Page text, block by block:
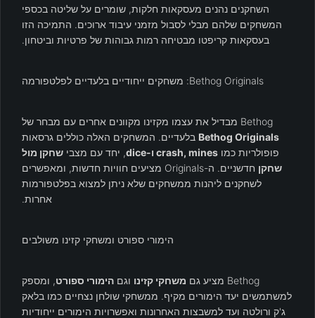
השחקנים נהנים מעסקאות חלקות, שומרים על שליטה בכספי
המשחקים שלהם מבלי לסבול מזמני עיבוד ארוכים. התמיכה הזו
בעסקאות קריפטו מבטיחה רמות גבוהות של פרטיות וביטחון.
Bethog Originals: משחקים ייחודיים בלעדיים לפלטפורמה
Bethog מבדיל את עצמו מקזינו מקוונים אחרים עם מבחר של
Bethog Originals בלעדיים. המשחקים האלה כוללים גרסאות
פופולריות כמו crash, mines ו-dice , יחד עם מצבי שחקן מול
שחקן
חדשניים. ה-Originals מציעים חוויות חדשות, ומאפשרים
לשחקנים ליהנות ממשחקים שלא ניתן למצוא בפלטפורמות
אחרות.
הימורי ספורט ומשחקי קזינו משולבים
Bethog מציע גם משחקי קזינו וגם הימורי ספורט, ומספק
למשתמשים יעד הימורים מקיף. ממשחקי שולחן נצחיים כמו בלאק
ג'ק ורולטה ועד למשבצות האחרונות ואפשרויות הימורים ייחודיות